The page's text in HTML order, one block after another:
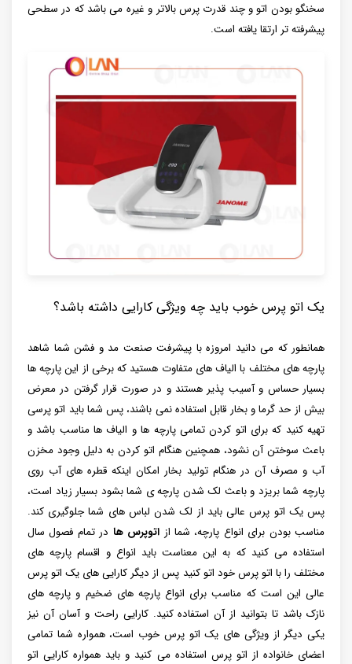
سخنگو بودن اتو و چند قدرت پرس بالاتر و غیره می باشد که در سطحی
پیشرفته تر ارتقا یافته است.
یک‌ اتو پرس خوب باید چه ویژگی کارایی داشته باشد؟
همانطور که می دانید امروزه با پیشرفت صنعت مد و فشن شما شاهد
پارچه های مختلف با الیاف های متفاوت هستید که برخی از این پارچه ها
بسیار حساس و آسیب پذیر هستند و در صورت قرار گرفتن در معرض
بیش از حد گرما و بخار قابل استفاده نمی باشند، پس شما باید اتو پرسی
تهیه کنید که برای اتو کردن تمامی پارچه ها و الیاف ها مناسب باشد و
باعث سوختن آن نشود، همچنین هنگام اتو کردن به دلیل وجود مخزن
آب و مصرف آن در هنگام تولید بخار امکان اینکه قطره های آب روی
پارچه شما بریزد و باعث لک شدن پارچه ی شما بشود بسیار زیاد است،
پس یک اتو پرس عالی باید از لک شدن لباس های شما جلوگیری کند.
مناسب بودن برای انواع پارچه، شما از اتوپرس ها در تمام فصول سال
استفاده می کنید که به این معناست باید انواع و اقسام پارچه های
مختلف را با اتو پرس خود اتو کنید پس از دیگر کارایی های یک اتو‌ پرس
عالی این است که مناسب برای انواع پارچه های ضخیم و پارچه های
نازک باشد تا بتوانید از آن استفاده کنید. کارایی راحت و آسان آن نیز
یکی دیگر از ویژگی های یک اتو پرس خوب است، همواره شما تمامی
اعضای خانواده از اتو پرس استفاده می کنید و باید همواره کارایی اتو